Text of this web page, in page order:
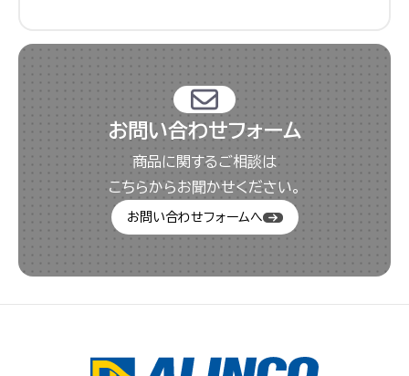
お問い合わせフォーム
商品に関するご相談は
こちらからお聞かせください。
お問い合わせフォームへ